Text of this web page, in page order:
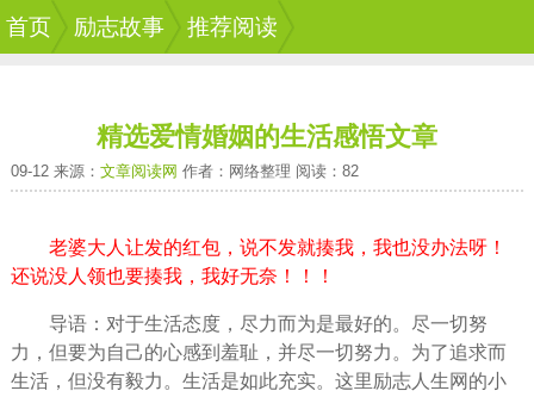
首页 励志故事 推荐阅读
精选爱情婚姻的生活感悟文章
09-12 来源： 文章阅读网 作者：网络整理 阅读：82
老婆大人让发的红包，说不发就揍我，我也没办法呀！
还说没人领也要揍我，我好无奈！！！
导语：对于生活态度，尽力而为是最好的。尽一切努
力 ，但要为自己的心感到羞耻，并尽一切努力。为了追求而
生活，但没有毅力。生活是如此充实。这里励志人生网的小